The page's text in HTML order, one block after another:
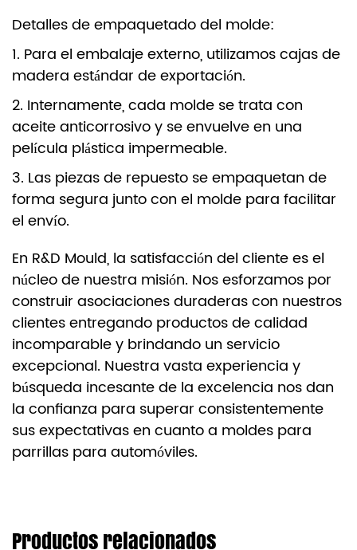
Detalles de empaquetado del molde:
1. Para el embalaje externo, utilizamos cajas de
madera estándar de exportación.
2. Internamente, cada molde se trata con
aceite anticorrosivo y se envuelve en una
película plástica impermeable.
3. Las piezas de repuesto se empaquetan de
forma segura junto con el molde para facilitar
el envío.
En R&D Mould, la satisfacción del cliente es el
núcleo de nuestra misión. Nos esforzamos por
construir asociaciones duraderas con nuestros
clientes entregando productos de calidad
incomparable y brindando un servicio
excepcional. Nuestra vasta experiencia y
búsqueda incesante de la excelencia nos dan
la confianza para superar consistentemente
sus expectativas en cuanto a moldes para
parrillas para automóviles.
Productos relacionados